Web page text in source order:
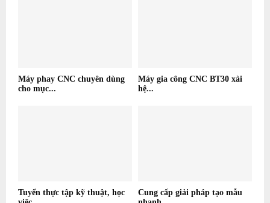
Máy phay CNC chuyên dùng
cho mục...
Máy gia công CNC BT30 xài
hệ...
Tuyển thực tập kỹ thuật, học
Cung cấp giải pháp tạo mẫu